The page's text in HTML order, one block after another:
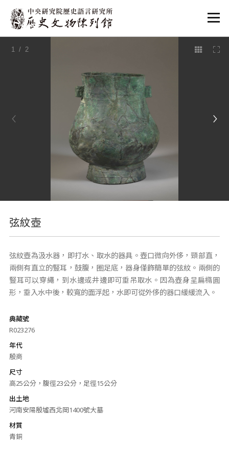
:::
1 / 2
弦紋壺
弦紋壺為汲水器，即打水、取水的器具。壺口微向外侈，頸部直，
兩側有直立的豎耳，鼓腹，圈足底，器身僅飾簡單的弦紋。兩側的
豎耳可以穿繩，到水邊或井邊即可垂吊取水。因為壺身呈扁橢圓
形，垂入水中後，較寬的面浮起，水即可從外侈的器口緩緩流入。
典藏號
R023276
年代
殷商
尺寸
高25公分，腹徑23公分，足徑15公分
出土地
河南安陽殷墟西北岡1400號大墓
材質
青銅